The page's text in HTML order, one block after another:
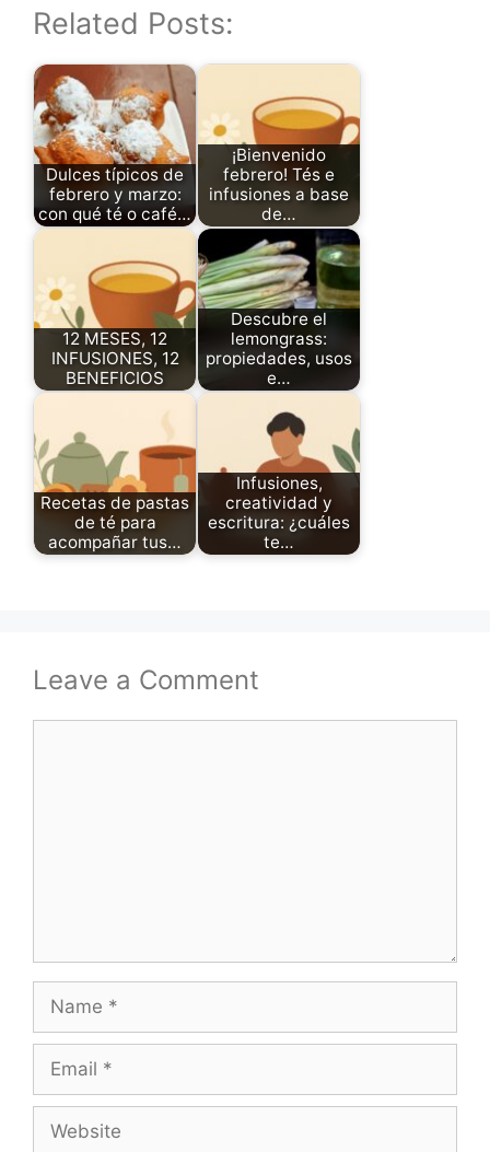
Related Posts:
Dulces típicos de
febrero y marzo:
con qué té o café…
¡Bienvenido
febrero! Tés e
infusiones a base
de…
12 MESES, 12
INFUSIONES, 12
BENEFICIOS
Descubre el
lemongrass:
propiedades, usos
e…
Recetas de pastas
de té para
acompañar tus…
Infusiones,
creatividad y
escritura: ¿cuáles
te…
Leave a Comment
Name
Email
Website